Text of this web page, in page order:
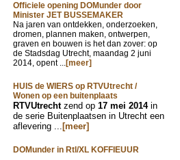
Officiele opening DOMunder door
Minister JET BUSSEMAKER
Na jaren van ontdekken, onderzoeken,
dromen, plannen maken, ontwerpen,
graven en bouwen is het dan zover: op
de Stadsdag Utrecht, maandag 2 juni
2014, opent ...[meer]
HUIS de WIERS op RTVUtrecht /
Wonen op een buitenplaats
RTVUtrechtzend op 17 mei 2014 in
de serie Buitenplaatsen in Utrecht een
aflevering ... [meer]
DOMunder in Rtl/XL KOFFIEUUR